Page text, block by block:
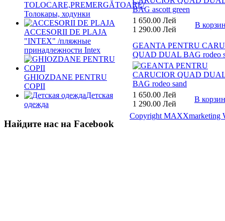
1 650.00 Лей
1 290.00 Лей
В
GEANTA PENTRU
QUAD DUAL BAG rodeo
1 650.00 Лей
1 290.00 Лей
В
Copyright MAXXmarketing
TOLOCARE,PREMERGĂTOARE/
Толокары, ходунки
ACCESORII DE PLAJA
"INTEX" /пляжные
принадлежности Intex
GHIOZDANE PENTRU
COPII
Детская
одежда
Найдите нас на Facebook